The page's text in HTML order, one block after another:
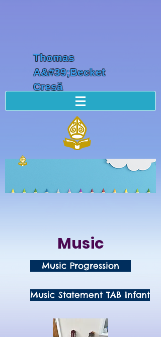
Thomas
A&#39;Becket
Creșă
Music
Music Progression
Music Statement TAB Infant